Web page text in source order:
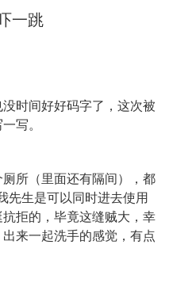
一跳
时间好好码字了，这次被
写。
所（里面还有隔间），都
先生是可以同时进去使用
拒的，毕竟这缝贼大，幸
来一起洗手的感觉，有点